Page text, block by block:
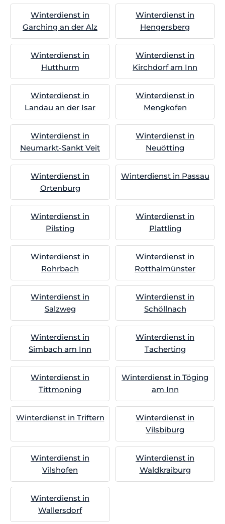
Winterdienst in
Garching an der Alz
Winterdienst in
Hengersberg
Winterdienst in
Hutthurm
Winterdienst in
Kirchdorf am Inn
Winterdienst in
Landau an der Isar
Winterdienst in
Mengkofen
Winterdienst in
Neumarkt-Sankt Veit
Winterdienst in
Neuötting
Winterdienst in
Ortenburg
Winterdienst in Passau
Winterdienst in
Pilsting
Winterdienst in
Plattling
Winterdienst in
Rohrbach
Winterdienst in
Rotthalmünster
Winterdienst in
Salzweg
Winterdienst in
Schöllnach
Winterdienst in
Simbach am Inn
Winterdienst in
Tacherting
Winterdienst in
Tittmoning
Winterdienst in Töging
am Inn
Winterdienst in Triftern
Winterdienst in
Vilsbiburg
Winterdienst in
Vilshofen
Winterdienst in
Waldkraiburg
Winterdienst in
Wallersdorf